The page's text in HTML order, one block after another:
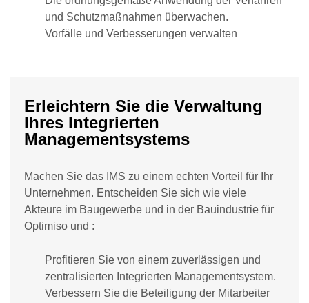
und Schutzmaßnahmen überwachen.
Vorfälle und Verbesserungen verwalten
Erleichtern Sie die Verwaltung
Ihres Integrierten
Managementsystems
Machen Sie das IMS zu einem echten Vorteil für Ihr
Unternehmen. Entscheiden Sie sich wie viele
Akteure im Baugewerbe und in der Bauindustrie für
Optimiso und :
Profitieren Sie von einem zuverlässigen und
zentralisierten Integrierten Managementsystem.
Verbessern Sie die Beteiligung der Mitarbeiter